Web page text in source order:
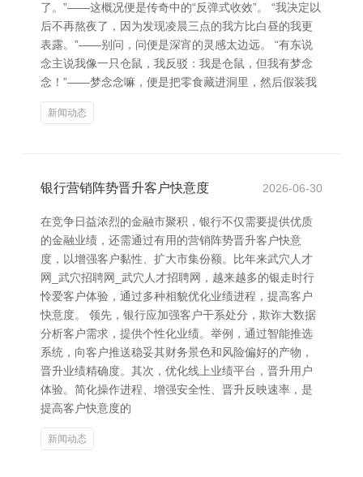
了。”——这概况便是传奇中的“反弹式收效”。 “我决定以
后不再熬夜了，因为发现凌晨三点的我方比白昼的我更
表露。”——别问，问便是深宵的灵感太边远。 “有东说
念主说我像一只仓鼠，我反驳：我是仓鼠，但我有梦念
念！”——梦念念嘛，便是把零食藏进洞里，然后假装我
新闻动态
银行营销阵势晋升客户快意度 2026-06-30
在竞争日益浓烈的金融市聚积，银行不仅需要提供优质
的金融业绩，还需通过有用的营销阵势晋升客户快意
度，以增强客户黏性、扩大市集份额。比年来武穴人才
网_武穴招聘网_武穴人才招聘网，越来越多的银走时行
怜爱客户体验，通过多种相貌优化业绩进程，提高客户
快意度。 领先，银行应加强客户干系处分，欺诈大数据
分析客户需求，提供个性化业绩。举例，通过智能推选
系统，向客户推送稳妥其财务景色和风险偏好的产物，
晋升业绩精确度。其次，优化线上业绩平台，晋升用户
体验。简化操作进程、增强安全性、晋升反映速率，是
提高客户快意度的
新闻动态